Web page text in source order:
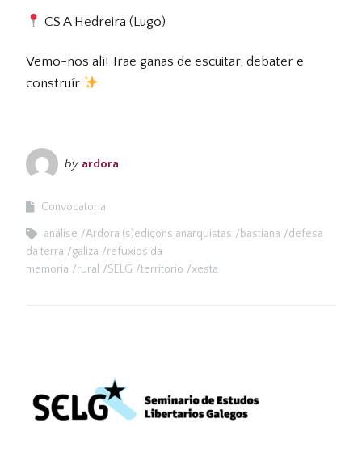
CS A Hedreira (Lugo)
Vemo-nos alí! Trae ganas de escuitar, debater e
construír
by ardora
Convocatoria
análise Ardora (s)ediçons anarquistas bastiana
defesa
da terra
galiza
refuxios da
memoria
rural SELG territorio xesta